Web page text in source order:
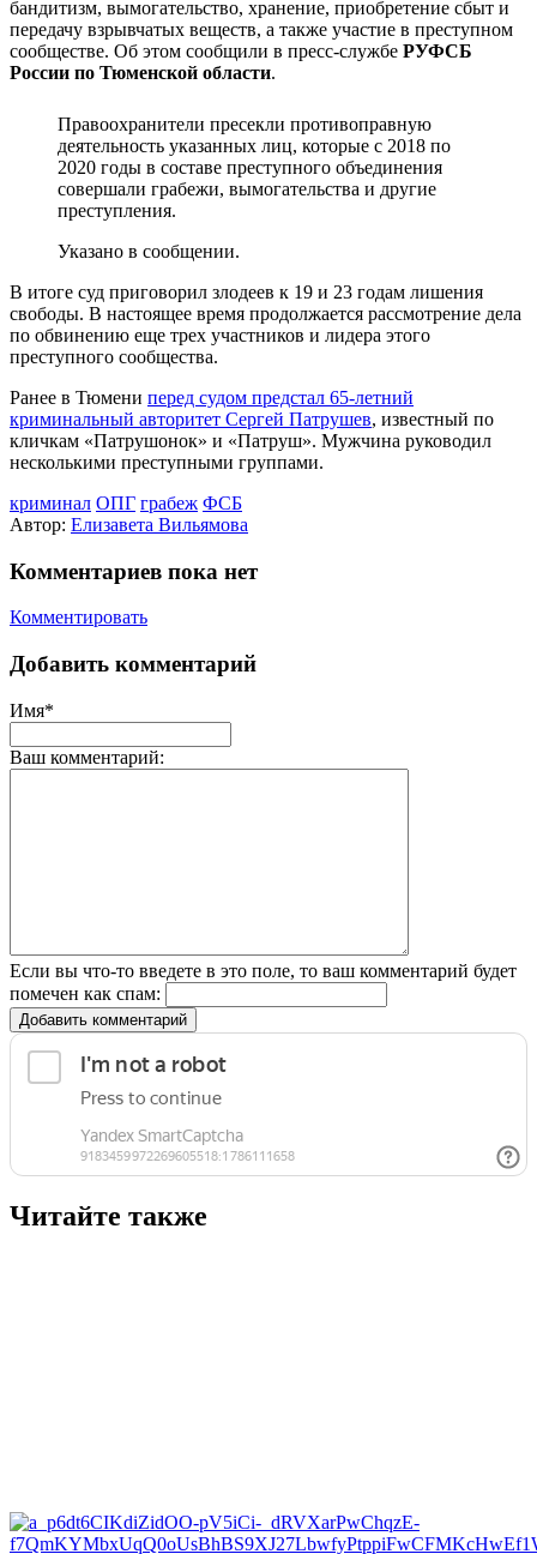
бандитизм, вымогательство, хранение, приобретение сбыт и
передачу взрывчатых веществ, а также участие в преступном
сообществе. Об этом сообщили в пресс-службе РУФСБ
России по Тюменской области.
Правоохранители пресекли противоправную
деятельность указанных лиц, которые с 2018 по
2020 годы в составе преступного объединения
совершали грабежи, вымогательства и другие
преступления.
Указано в сообщении.
В итоге суд приговорил злодеев к 19 и 23 годам лишения
свободы. В настоящее время продолжается рассмотрение дела
по обвинению еще трех участников и лидера этого
преступного сообщества.
Ранее в Тюмени перед судом предстал 65-летний
криминальный авторитет Сергей Патрушев, известный по
кличкам «Патрушонок» и «Патруш». Мужчина руководил
несколькими преступными группами.
криминал ОПГ грабеж ФСБ
Автор: Елизавета Вильямова
Комментариев пока нет
Комментировать
Добавить комментарий
Имя*
Ваш комментарий:
Если вы что-то введете в это поле, то ваш комментарий будет
помечен как спам:
Добавить комментарий
Читайте также